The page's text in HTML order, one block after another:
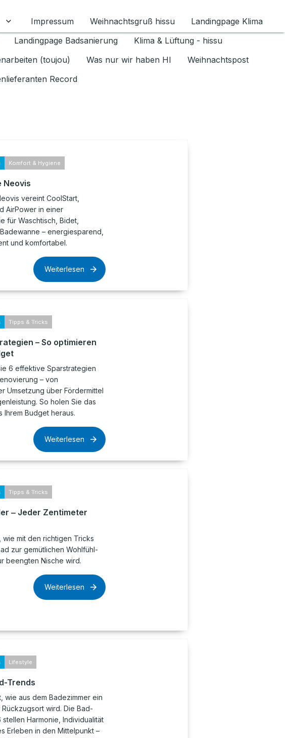
Untermenü für Datenschutz 1.6.2026 umschalten
Impressum Weihnachtsgruß hissu
Landingpage Klima
Landingpage Badsanierung
Klima & Lüftung - hissu
(toujou) Was nur wir haben HI
Weihnachtspost
Record
Komfort & Hygiene
Neovis
vereint CoolStart,
AirPower in einer
für Waschtisch, Bidet,
– energiesparend,
und komfortabel.
Weiterlesen
Tipps & Tricks
– So optimieren
6 effektive Sparstrategien
– von
Umsetzung über Fördermittel
So holen Sie das
Ihrem Budget heraus.
Weiterlesen
Tipps & Tricks
‒ Jeder Zentimeter
wie mit den richtigen Tricks
zur gemütlichen Wohlfühl-
beengten Nische wird.
Weiterlesen
Lifestyle
Trends
wie aus dem Badezimmer ein
wird. Die Bad-
stellen Harmonie, Individualität
Erleben in den Mittelpunkt –